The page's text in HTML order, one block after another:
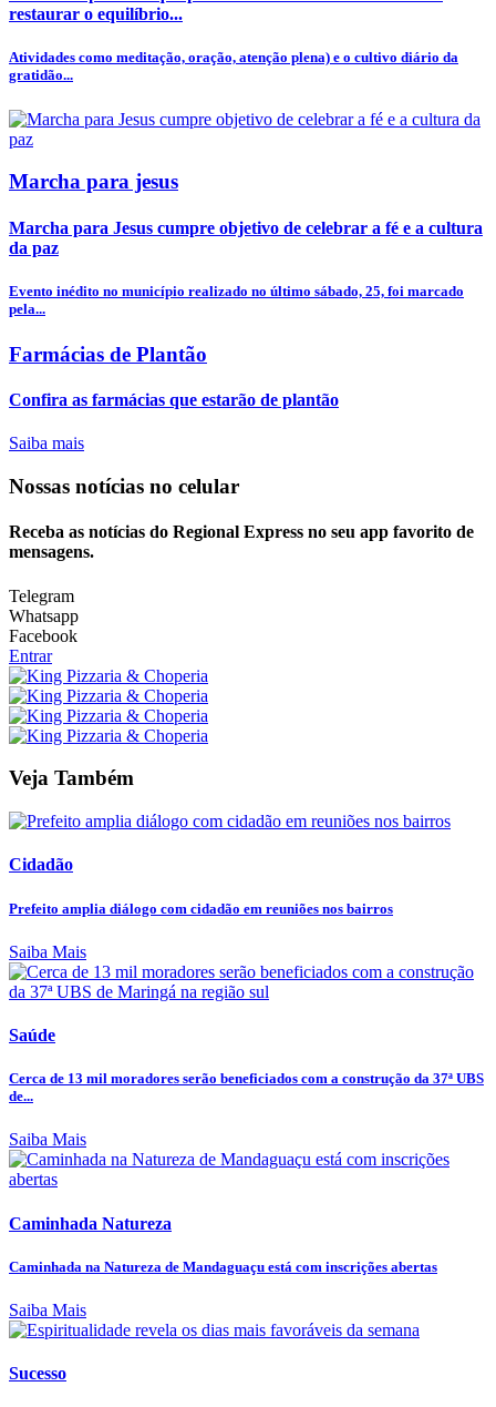
restaurar o equilíbrio...
Atividades como meditação, oração, atenção plena) e o cultivo diário da
gratidão...
Marcha para jesus
Marcha para Jesus cumpre objetivo de celebrar a fé e a cultura
da paz
Evento inédito no município realizado no último sábado, 25, foi marcado
pela...
Farmácias de Plantão
Confira as farmácias que estarão de plantão
Saiba mais
Nossas notícias no celular
Receba as notícias do Regional Express no seu app favorito de
mensagens.
Telegram
Whatsapp
Facebook
Entrar
Veja Também
Cidadão
Prefeito amplia diálogo com cidadão em reuniões nos bairros
Saiba Mais
Saúde
Cerca de 13 mil moradores serão beneficiados com a construção da 37ª UBS
de...
Saiba Mais
Caminhada Natureza
Caminhada na Natureza de Mandaguaçu está com inscrições abertas
Saiba Mais
Sucesso